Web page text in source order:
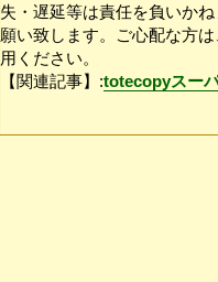
失・遅延等は責任を負いか
願い致します。ご心配な方
用ください。
【関連記事】:totecopyスー